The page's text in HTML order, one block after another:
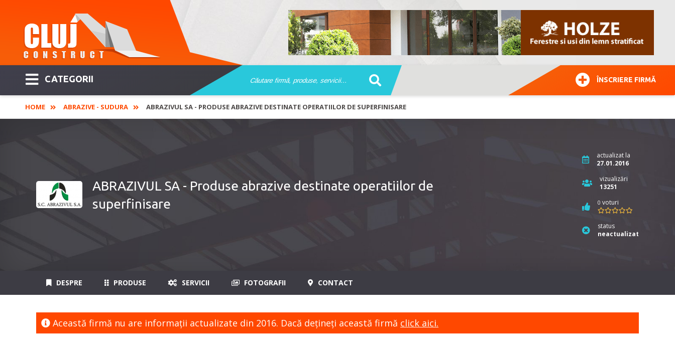
CATEGORII ÎNSCRIERE FIRMĂ
HOME ABRAZIVE - SUDURA ABRAZIVUL SA - PRODUSE ABRAZIVE DESTINATE OPERATIILOR DE SUPERFINISARE
ABRAZIVUL SA - Produse abrazive destinate operatiilor de
superfinisare
actualizat la
27.01.2016
vizualizări
13251
0 voturi
status
neactualizat
DESPRE PRODUSE SERVICII FOTOGRAFII CONTACT
Această firmă nu are informaţii actualizate din 2016. Dacă dețineți această firmă click aici.